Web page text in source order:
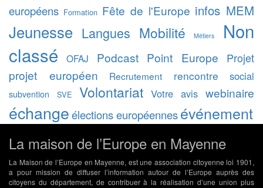
européens Formation Fête de l'Europe infos MEM
Jeunesse Langues Mobilité Métiers
Non
classé
OFAJ Podcast Point Europe Projet
projet européen Recrutement rencontre social
subvention SVE Volontariat Votre avis webinaire
échangeélections européennesévénement
La maison de l’Europe en Mayenne
La Maison de l’Europe en Mayenne, est une association citoyenne loi 1901,
a pour mission de diffuser l’information autour de l’Europe auprès des
citoyens du département, de contribuer à la réalisation d’une union plus